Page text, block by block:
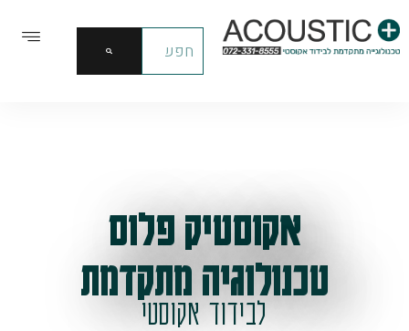
אקוסטיק פלוס
טכנולוגיה מתקדמת
לבידוד אקוסטי